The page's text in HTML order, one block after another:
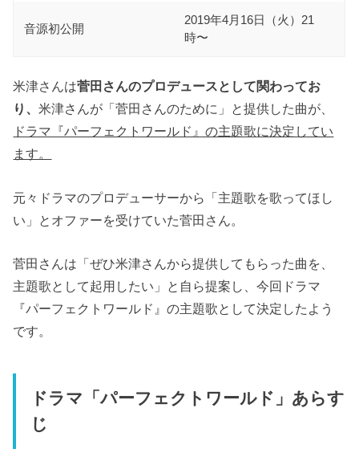
音源初公開
2019年4月16日（火）21
時〜
米津さんは菅田さんのプロデュースとして関わってお
り、米津さんが「菅田さんのために」と提供した曲が、
ドラマ『パーフェクトワールド』の主題歌に決定してい
ます。
元々ドラマのプロデューサーから「主題歌を歌ってほし
い」とオファーを受けていた菅田さん。
菅田さんは「ぜひ米津さんから提供してもらった曲を、
主題歌として起用したい」と自ら提案し、今回ドラマ
『パーフェクトワールド』の主題歌として決定したよう
です。
ドラマ「パーフェクトワールド」あらす
じ